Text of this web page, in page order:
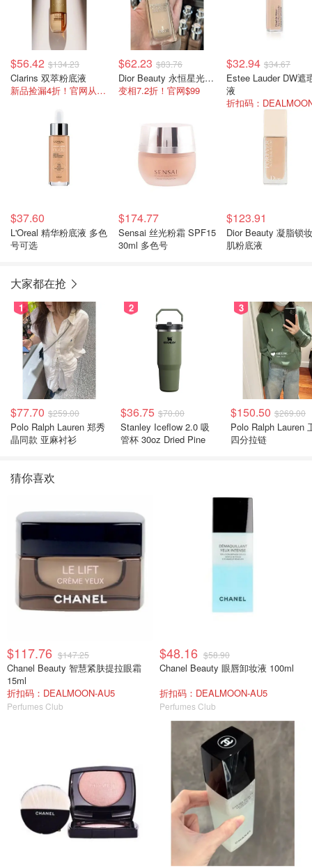
$56.42 $134.23
Clarins 双萃粉底液
新品捡漏4折！官网从未降价过！
$62.23 $83.76
Dior Beauty 永恒星光粉底液
变相7.2折！官网$99
$32.94 $34.67
Estee Lauder DW遮
液
$37.60
L'Oreal 精华粉底液 多色
号可选
$174.77
Sensai 丝光粉霜 SPF15
30ml 多色号
$123.91
Dior Beauty 凝脂锁
肌粉底液
大家都在抢
1
$77.70 $259.00
Polo Ralph Lauren 郑秀
晶同款 亚麻衬衫
2
$36.75 $70.00
Stanley Iceflow 2.0 吸
管杯 30oz Dried Pine
3
$150.50 $269.00
Polo Ralph Lauren 卫衣
四分拉链
猜你喜欢
$117.76 $147.25
Chanel Beauty 智慧紧肤提拉眼霜
15ml
折扣码：DEALMOON-AU5
Perfumes Club
$48.16 $58.90
Chanel Beauty 眼唇卸妆液 100ml
折扣码：DEALMOON-AU5
Perfumes Club